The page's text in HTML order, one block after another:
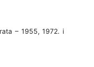
– 1955, 1972. i